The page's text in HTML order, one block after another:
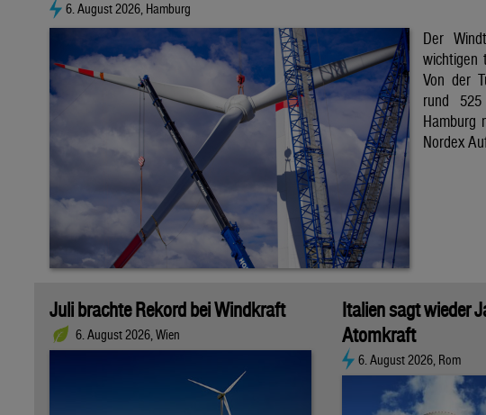
6. August 2026, Hamburg
Der
wichtigen
Von der
rund
Hamburg
Nordex
Juli brachte Rekord bei Windkraft
6. August 2026, Wien
Italien sagt wieder
Atomkraft
6. August 2026, Rom